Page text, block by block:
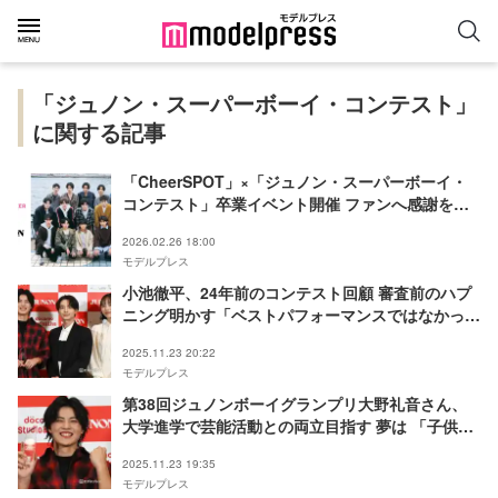
「ジュノン・スーパーボーイ・コンテスト」
に関する記事
「CheerSPOT」×「ジュノン・スーパーボーイ・
コンテスト」卒業イベント開催 ファンへ感謝を届
2026.02.26 18:00
モデルプレス
小池徹平、24年前のコンテスト回顧 審査前のハプ
ニング明かす「ベストパフォーマンスではなかっ
スト】
2025.11.23 20:22
モデルプレス
第38回ジュノンボーイグランプリ大野礼音さん、
大学進学で芸能活動との両立目指す 夢は 「子供た
2025.11.23 19:35
モデルプレス